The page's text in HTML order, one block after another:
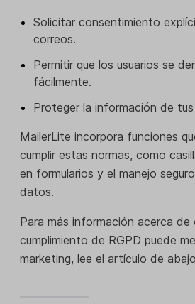
Solicitar consentimiento
correos.
Permitir que los usuarios se
fácilmente.
Proteger la información de
MailerLite incorpora funciones
cumplir estas normas, como
en formularios y el manejo
datos.
Para más información acerca de
cumplimiento de RGPD puede
marketing, lee el artículo de